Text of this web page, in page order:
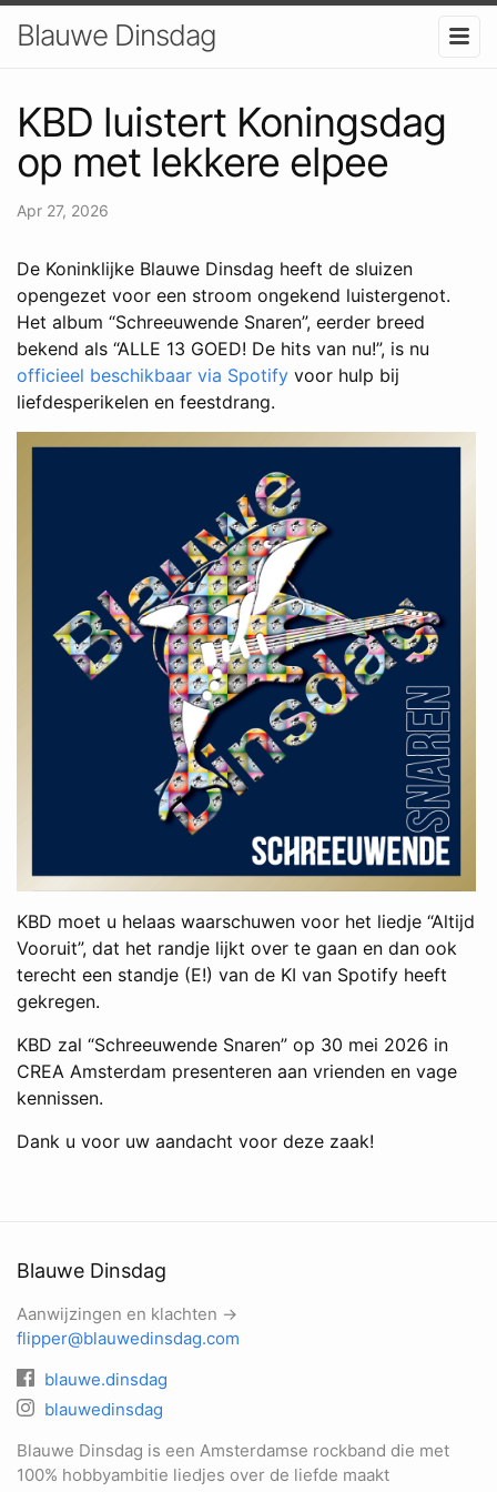
Blauwe Dinsdag
KBD luistert Koningsdag
op met lekkere elpee
Apr 27, 2026
De Koninklijke Blauwe Dinsdag heeft de sluizen
opengezet voor een stroom ongekend luistergenot.
Het album “Schreeuwende Snaren”, eerder breed
bekend als “ALLE 13 GOED! De hits van nu!”, is nu
officieel beschikbaar via Spotify voor hulp bij
liefdesperikelen en feestdrang.
KBD moet u helaas waarschuwen voor het liedje “Altijd
Vooruit”, dat het randje lijkt over te gaan en dan ook
terecht een standje (E!) van de KI van Spotify heeft
gekregen.
KBD zal “Schreeuwende Snaren” op 30 mei 2026 in
CREA Amsterdam presenteren aan vrienden en vage
kennissen.
Dank u voor uw aandacht voor deze zaak!
Blauwe Dinsdag
Aanwijzingen en klachten →
flipper@blauwedinsdag.com
blauwe.dinsdag
blauwedinsdag
Blauwe Dinsdag is een Amsterdamse rockband die met
100% hobbyambitie liedjes over de liefde maakt